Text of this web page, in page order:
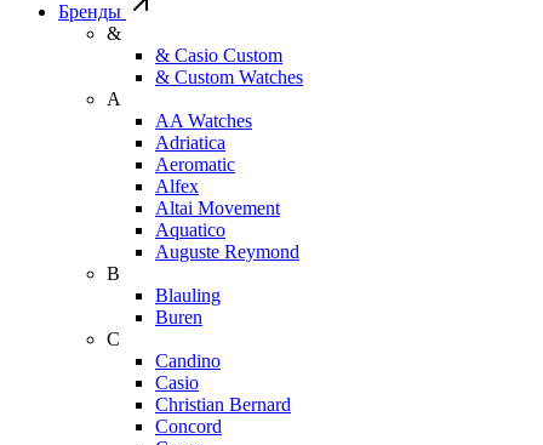
Бренды
&
& Casio Custom
& Custom Watches
A
AA Watches
Adriatica
Aeromatic
Alfex
Altai Movement
Aquatico
Auguste Reymond
B
Blauling
Buren
C
Candino
Casio
Christian Bernard
Concord